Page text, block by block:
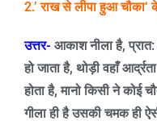
2.’राख से लीपा हुआ चौका‘
उत्तर- आकाश नीला है,
हो जाता है, थोड़ी वहाँ
होता है,मानो किसी ने कोई
गीला ही है उसकी चमक ही